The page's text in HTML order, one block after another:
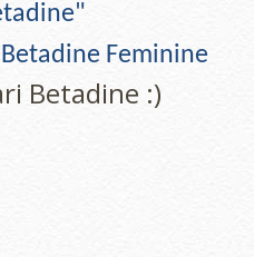
"
Betadine Feminine
Betadine :)